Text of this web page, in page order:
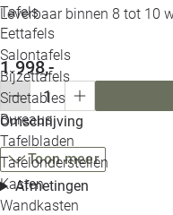
Tafels
Eettafels
Salontafels
Bijzettafels
Sidetables
Bureaus
Tafelbladen
Tafelonderstellen
Kasten
Wandkasten
Leverbaar binnen 8 tot 10
1.998,-
Omschrijving
Toon meer
Afmetingen